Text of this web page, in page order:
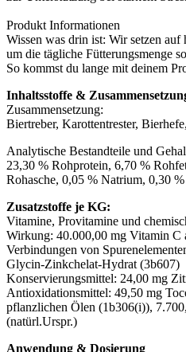
Produkt Informationen
Wissen was drin ist: Wir setzen
um die tägliche Fütterungsmenge
So kommst du lange mit deinem
Inhaltsstoffe &
Zusammensetzung:
Biertreber, Karottentrester,
Analytische Bestandteile und
23,30 % Rohprotein, 6,70 %
Rohasche, 0,05 % Natrium, 0,30
Zusatzstoffe je KG:
Vitamine, Provitamine und
Wirkung: 40.000,00 mg Vitamin C
Verbindungen von
Glycin-Zinkchelat-Hydrat (3b607)
Konservierungsmittel: 24,00 mg
Antioxidationsmittel: 49,50 mg
pflanzlichen Ölen (1b306(i)),
(natürl.Urspr.)
Anwendung & Dosierung